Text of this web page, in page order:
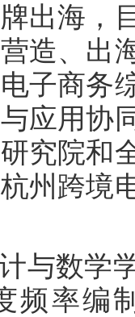
出海，
造、出
子商务
应用协
究院和
州跨境
与数学
频率编